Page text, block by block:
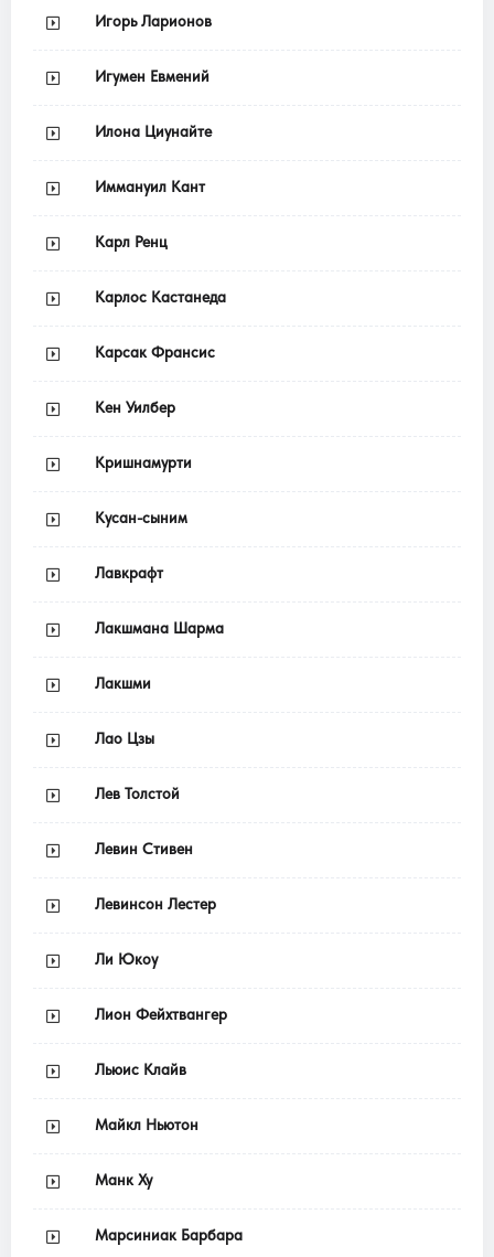
Игорь Ларионов
Игумен Евмений
Илона Циунайте
Иммануил Кант
Карл Ренц
Карлос Кастанеда
Карсак Франсис
Кен Уилбер
Кришнамурти
Кусан-сыним
Лавкрафт
Лакшмана Шарма
Лакшми
Лао Цзы
Лев Толстой
Левин Стивен
Левинсон Лестер
Ли Юкоу
Лион Фейхтвангер
Льюис Клайв
Майкл Ньютон
Манк Ху
Марсиниак Барбара